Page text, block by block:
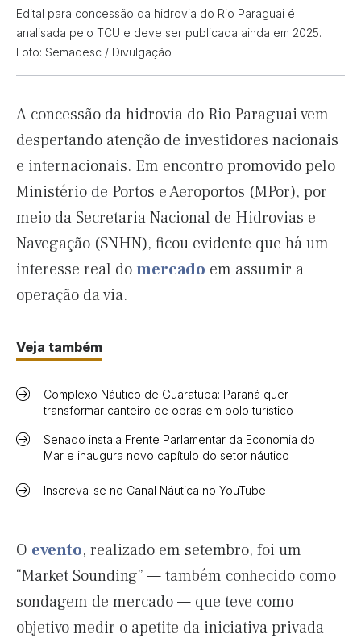
Edital para concessão da hidrovia do Rio Paraguai é
analisada pelo TCU e deve ser publicada ainda em 2025.
Foto: Semadesc / Divulgação
A concessão da hidrovia do Rio Paraguai vem
despertando atenção de investidores nacionais
e internacionais. Em encontro promovido pelo
Ministério de Portos e Aeroportos (MPor), por
meio da Secretaria Nacional de Hidrovias e
Navegação (SNHN), ficou evidente que há um
interesse real domercado em assumir a
operação da via.
Veja também
Complexo Náutico de Guaratuba: Paraná quer
transformar canteiro de obras em polo turístico
Senado instala Frente Parlamentar da Economia do
Mar e inaugura novo capítulo do setor náutico
Inscreva-se no Canal Náutica no YouTube
O evento, realizado em setembro, foi um
“Market Sounding” — também conhecido como
sondagem de mercado — que teve como
objetivo medir o apetite da iniciativa privada